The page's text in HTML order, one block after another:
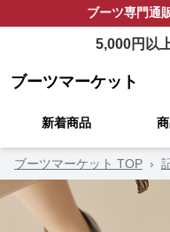
ブーツ専門通
5,000円以
ブーツマーケット
新着商品
ブーツマーケット TOP ›